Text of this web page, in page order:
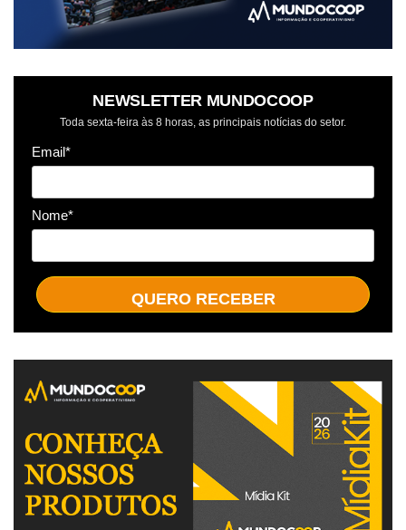
NEWSLETTER MUNDOCOOP
Toda sexta-feira às 8 horas, as principais notícias do setor.
Email*
Nome*
QUERO RECEBER